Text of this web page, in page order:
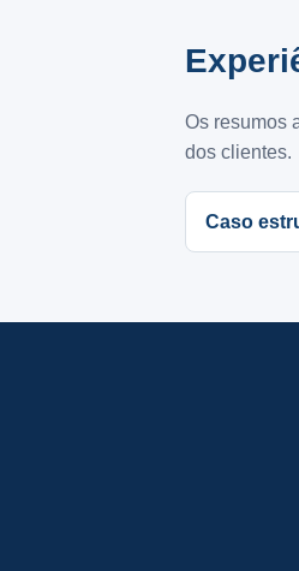
Os resumos
dos clientes.
Caso